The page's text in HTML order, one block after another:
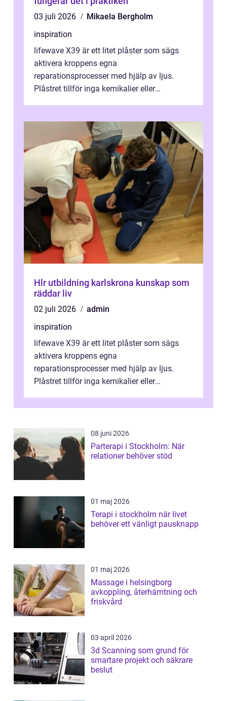
03 juli 2026
Mikaela Bergholm
inspiration
lifewave X39 är ett litet plåster som sägs
aktivera kroppens egna
reparationsprocesser med hjälp av ljus.
Plåstret tillför inga kemikalier eller
Hlr utbildning karlskrona kunskap som
räddar liv
02 juli 2026
admin
inspiration
lifewave X39 är ett litet plåster som sägs
aktivera kroppens egna
reparationsprocesser med hjälp av ljus.
Plåstret tillför inga kemikalier eller
ljusbaserad stimula...
08 juni 2026
Parterapi i Stockholm: När
relationer behöver stöd
01 maj 2026
Terapi i stockholm när livet
behöver ett vänligt pausknapp
01 maj 2026
Massage i helsingborg
avkoppling, återhämtning och
friskvård
03 april 2026
3d Scanning som grund för
smartare projekt och säkrare
beslut